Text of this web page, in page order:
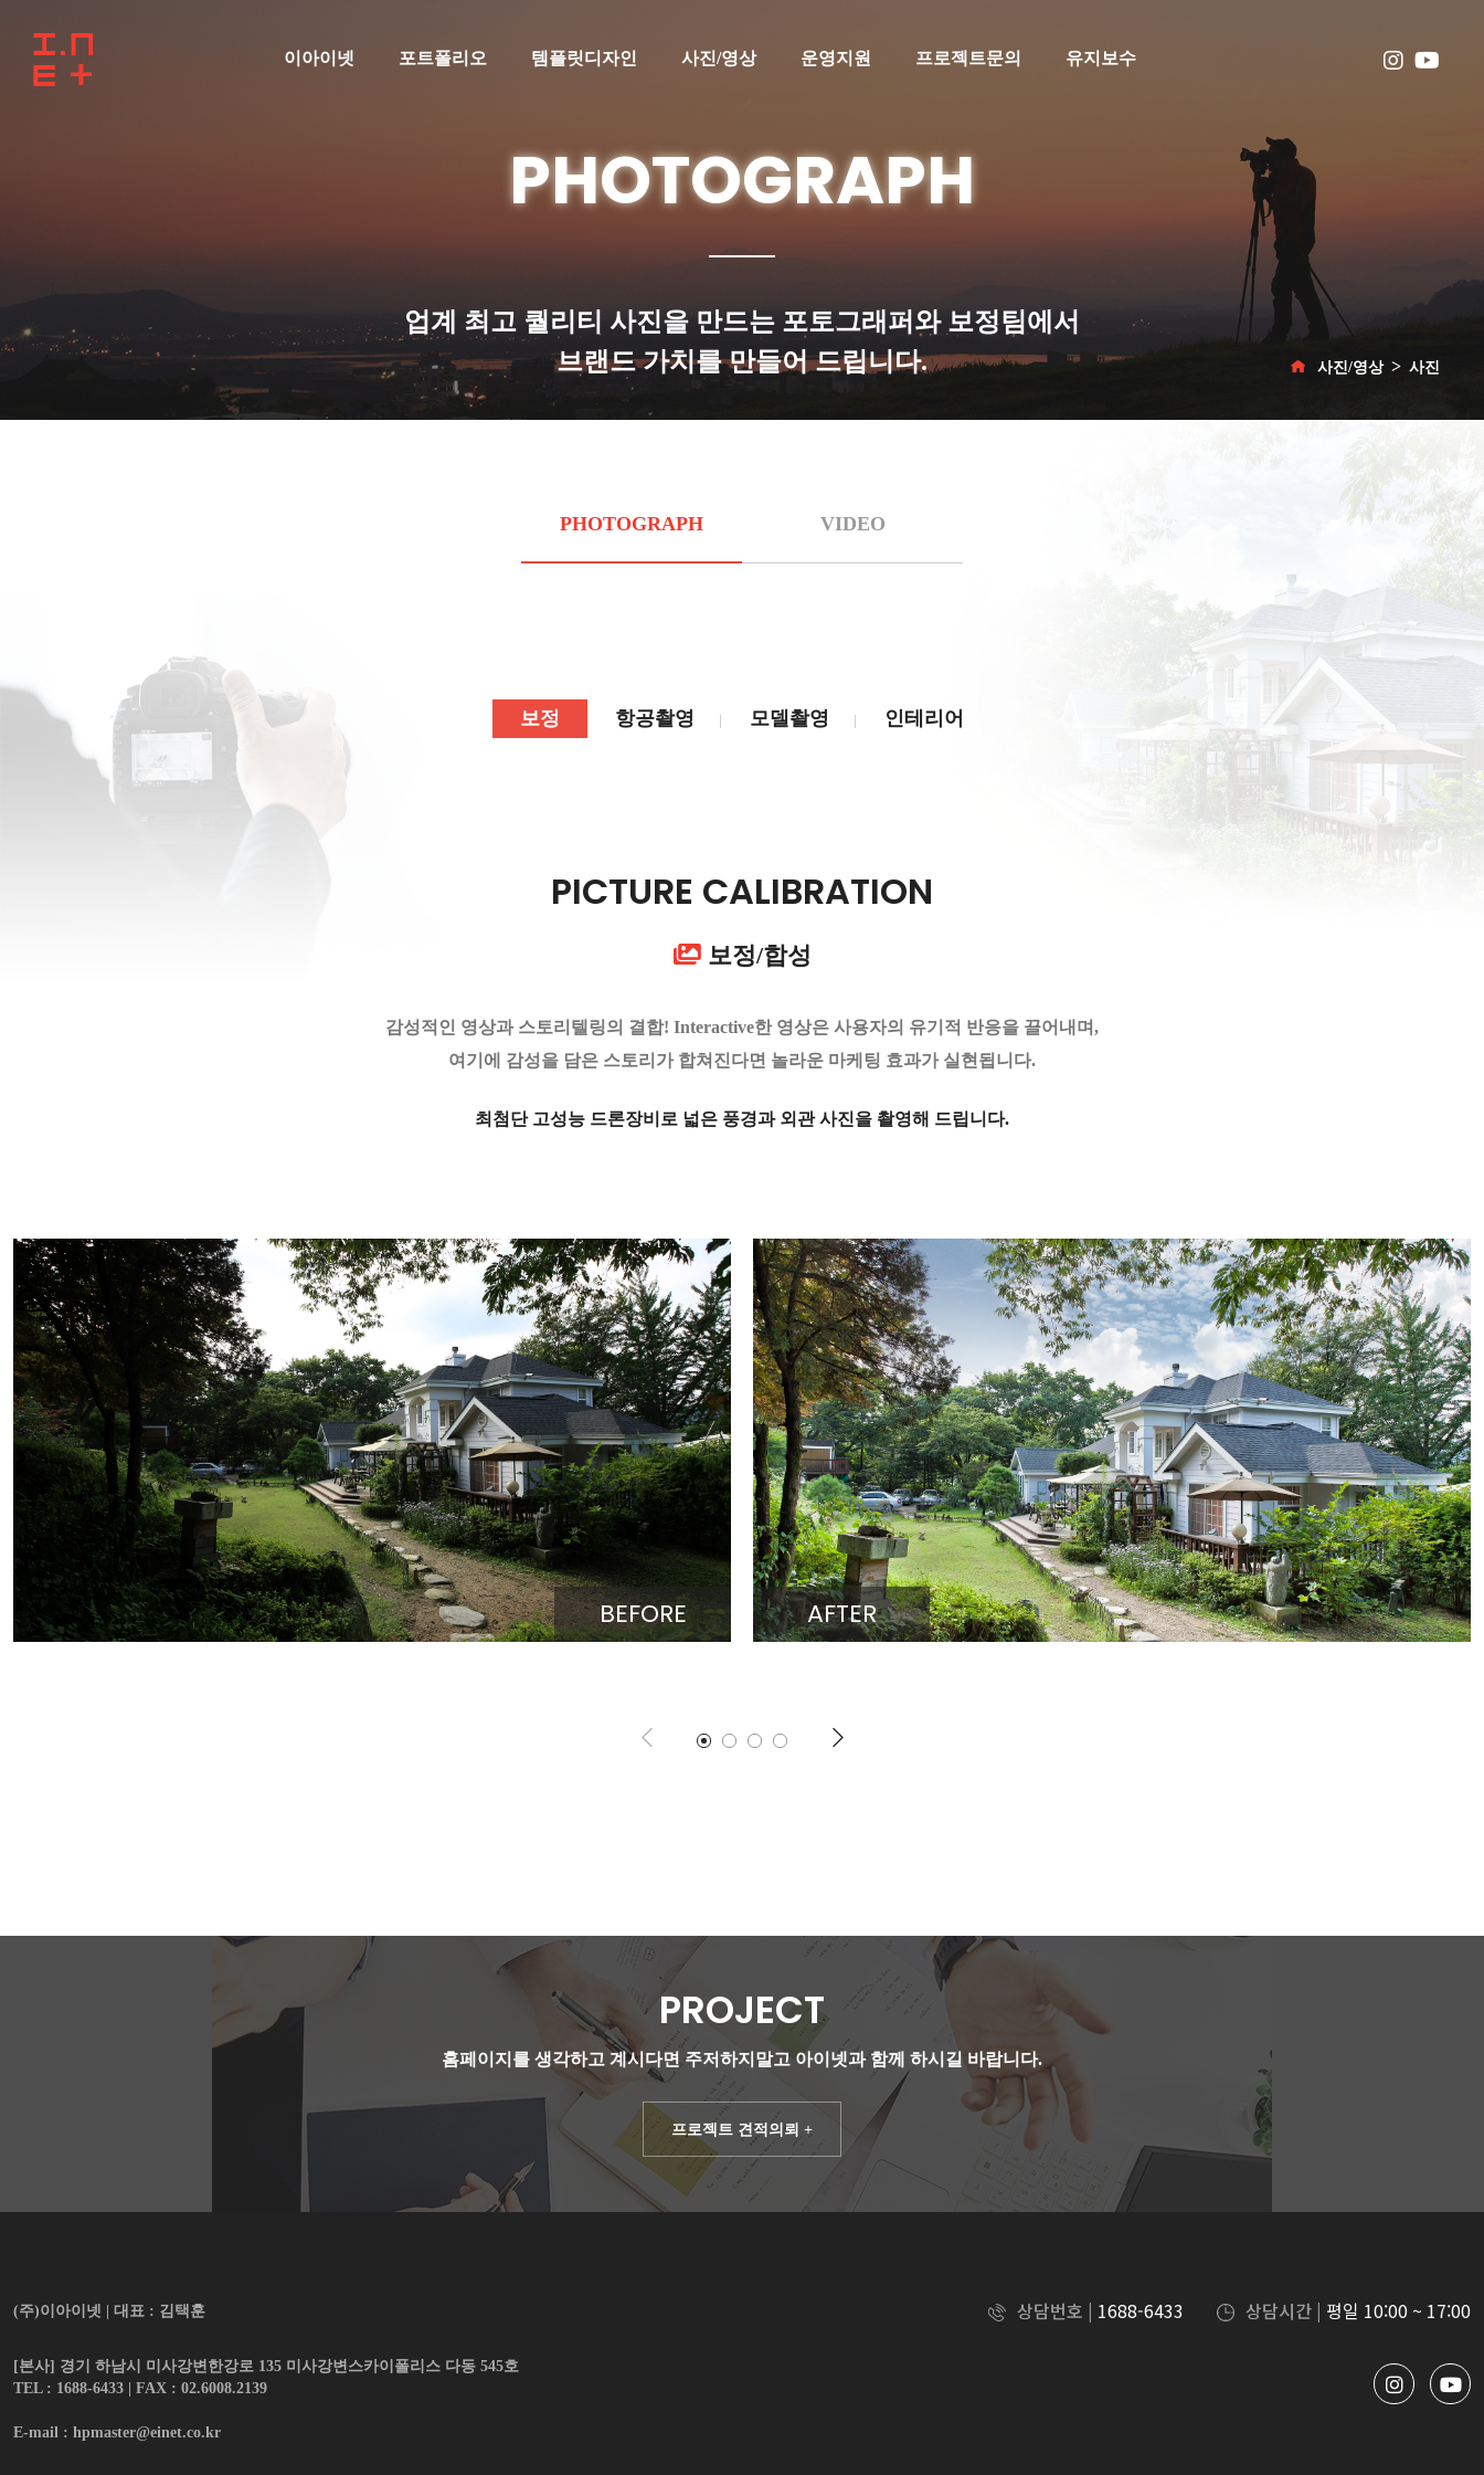
이아이넷 포트폴리오 템플릿디자인 사진/영상 운영지원 프로젝트문의 유지보수
PHOTOGRAPH
업계 최고 퀄리티 사진을 만드는 포토그래퍼와 보정팀에서
브랜드 가치를 만들어 드립니다. 사진/영상 사진
PHOTOGRAPH VIDEO
보정 항공촬영 모델촬영 인테리어
PICTURE CALIBRATION
보정/합성
감성적인 영상과 스토리텔링의 결합! Interactive한 영상은 사용자의 유기적 반응을 끌어내며,
여기에 감성을 담은 스토리가 합쳐진다면 놀라운 마케팅 효과가 실현됩니다.
최첨단 고성능 드론장비로 넓은 풍경과 외관 사진을 촬영해 드립니다.
BEFORE AFTER
PROJECT
홈페이지를 생각하고 계시다면 주저하지말고아이넷과 함께 하시길 바랍니다.
프로젝트 견적의뢰 +
상담번호 | 1688-6433 상담시간 | 평일 10:00 ~ 17:00
(주)이아이넷 | 대표 : 김택훈
[본사] 경기 하남시 미사강변한강로 135 미사강변스카이폴리스 다동 545호
TEL : 1688-6433 | FAX : 02.6008.2139
E-mail : hpmaster@einet.co.kr